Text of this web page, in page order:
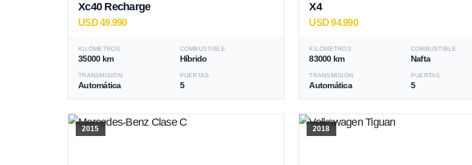
Xc40 Recharge
USD 49.990
KILÓMETROS
35000 km
COMBUSTIBLE
Híbrido
TRANSMISIÓN
Automática
PUERTAS
5
X4
USD 94.990
KILÓMETROS
83000 km
COMBUSTIBLE
Nafta
TRANSMISIÓN
Automática
PUERTAS
5
2015 2018